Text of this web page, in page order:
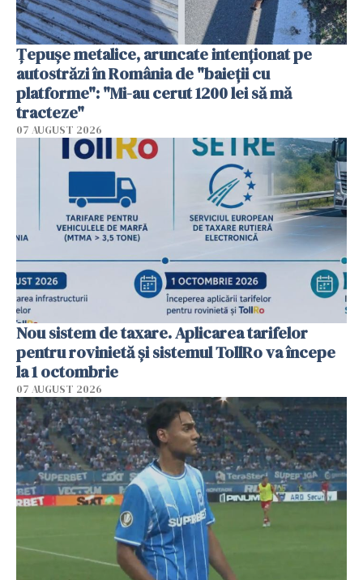
Țepușe metalice, aruncate intenționat pe
autostrăzi în România de "baieții cu
platforme": "Mi-au cerut 1200 lei să mă
tracteze"
07 AUGUST 2026
Nou sistem de taxare. Aplicarea tarifelor
pentru rovinietă şi sistemul TollRo va începe
la 1 octombrie
07 AUGUST 2026